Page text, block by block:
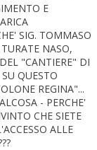
E
SIG. TOMMASO
NASO,
"CANTIERE" DI
QUESTO
REGINA"...
- PERCHE'
CHE SIETE
ALLE